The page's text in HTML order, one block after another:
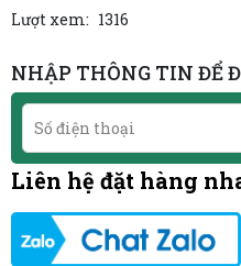
Lượt xem: 1316
NHẬP THÔNG TIN ĐỂ
Liên hệ đặt hàng